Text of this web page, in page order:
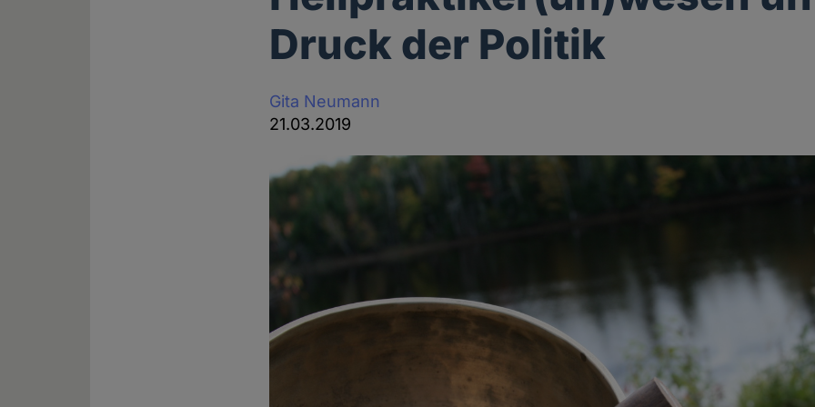
Druck der Politik
Gita Neumann
21.03.2019